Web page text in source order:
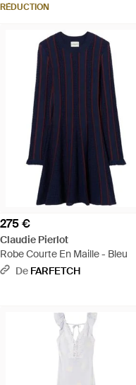
RÉDUCTION
275 €
Claudie Pierlot
Robe Courte En Maille - Bleu
De FARFETCH